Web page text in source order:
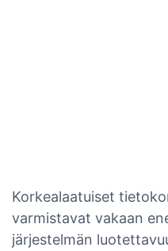
Korkealaatuiset
varmistavat vakaan
järjestelmän